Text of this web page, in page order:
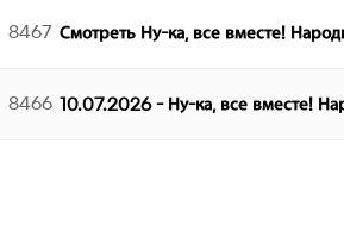
8467 Смотреть Ну-ка, все вместе!
8466 10.07.2026 - Ну-ка, все вместе!